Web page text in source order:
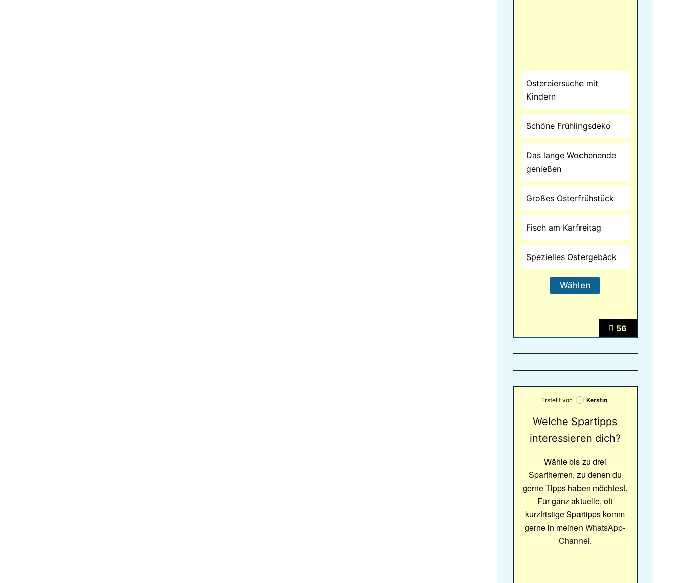
56
Ostereiersuche mit
Kindern
Schöne Frühlingsdeko
Das lange Wochenende
genießen
Großes Osterfrühstück
Fisch am Karfreitag
Spezielles Ostergebäck
Erstellt von Kerstin
Welche Spartipps
interessieren dich?
Wähle bis zu drei
Sparthemen, zu denen du
gerne Tipps haben möchtest.
Für ganz aktuelle, oft
kurzfristige Spartipps komm
gerne in meinenWhatsApp-
Channel.